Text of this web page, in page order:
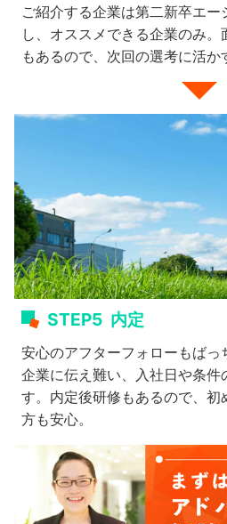
ご紹介する企業は第二新卒エ
し、オススメできる企業のみ。
もあるので、次回の選考に活か
STEP5 内定
安心のアフターフォローもばっ
企業に伝え難い、入社日や条件
す。内定後研修もあるので、
方も安心。